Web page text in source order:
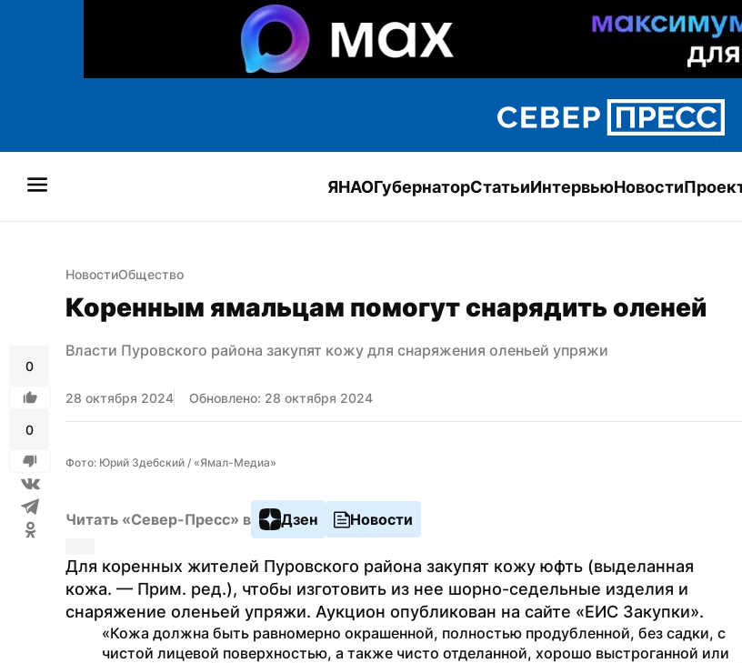
ЯНАОГубернаторСтатьиИнтервьюНовости
0
0
НовостиОбщество
Коренным ямальцам помогут снарядить оленей
Власти Пуровского района закупят кожу для снаряжения оленьей упряжи
28 октября 2024 Обновлено: 28 октября 2024
Фото: Юрий Здебский / «Ямал-Медиа»
Читать «Север-Пресс» в Дзен Новости
Для коренных жителей Пуровского района закупят кожу юфть (выделанная
кожа. — Прим. ред.), чтобы изготовить из нее шорно-седельные изделия и
снаряжение оленьей упряжи. Аукцион опубликован на сайте «ЕИС Закупки».
«Кожа должна быть равномерно окрашенной, полностью продубленной, без садки, с
чистой лицевой поверхностью, а также чисто отделанной, хорошо выстроганной или